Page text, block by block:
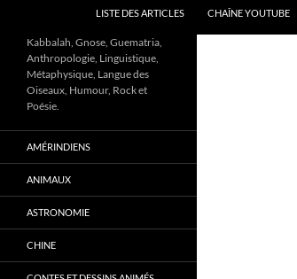
LISTE DES ARTICLES
CHAÎNE YOUTUBE
Kabbalah, Gnose, Guematria,
Anthropologie, Linguistique,
Métaphysique, Langue des
Oiseaux, Humour, Rock et
Poésie.
AMÉRINDIENS
ANIMAUX
ASTRONOMIE
CHINE